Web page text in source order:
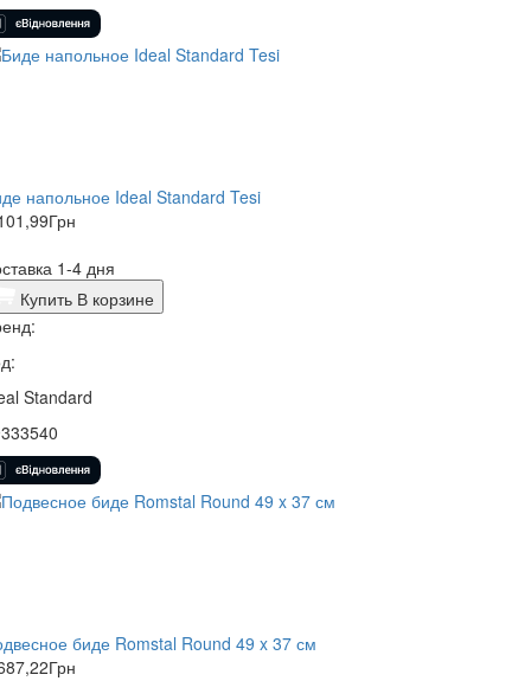
напольное Ideal Standard Tesi
Грн
1-4 дня
Купить В корзине
Standard
биде Romstal Round 49 x 37 см
Грн